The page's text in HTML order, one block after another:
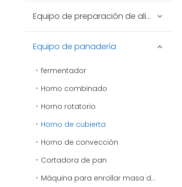
Equipo de preparación de alimentos
Equipo de panadería
fermentador
Horno combinado
Horno rotatorio
Horno de cubierta
Horno de convección
Cortadora de pan
Máquina para enrollar masa de pizza